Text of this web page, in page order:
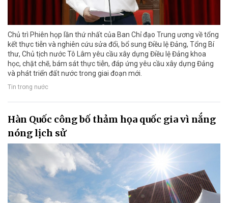
Chủ trì Phiên họp lần thứ nhất của Ban Chỉ đạo Trung ương về tổng
kết thực tiễn và nghiên cứu sửa đổi, bổ sung Điều lệ Đảng, Tổng Bí
thư, Chủ tịch nước Tô Lâm yêu cầu xây dựng Điều lệ Đảng khoa
học, chặt chẽ, bám sát thực tiễn, đáp ứng yêu cầu xây dựng Đảng
và phát triển đất nước trong giai đoạn mới.
Tin trong nước
Hàn Quốc công bố thảm họa quốc gia vì nắng
nóng lịch sử